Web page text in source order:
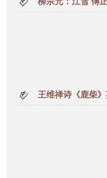
王维禅诗《鹿柴